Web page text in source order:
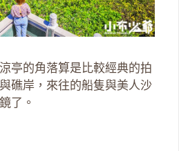
亭的角落算是比較經典的拍
礁岸，來往的船隻與美人沙
了。